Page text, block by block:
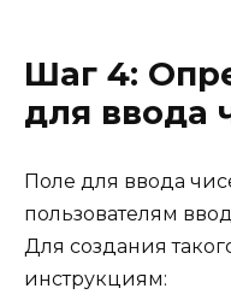
Шаг 4:
для ввода
Поле для ввода
пользователям
Для создания
инструкциям: